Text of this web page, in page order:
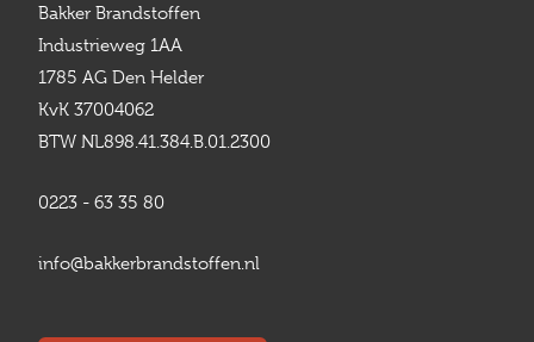
Bakker Brandstoffen
Industrieweg 1AA
1785 AG Den Helder
KvK 37004062
BTW NL898.41.384.B.01.2300
0223 - 63 35 80
info@bakkerbrandstoffen.nl